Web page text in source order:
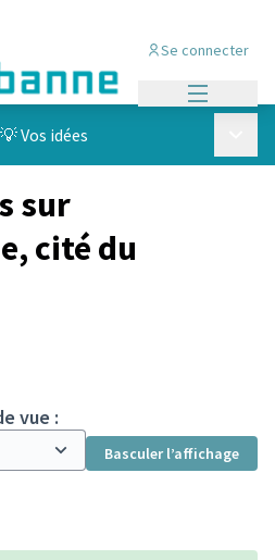
Se connecter
💡 Vos idées
sur
cité du
vue :
Basculer l’affichage